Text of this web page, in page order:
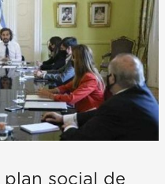
plan social de